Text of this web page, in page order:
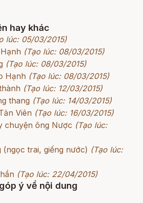
hay khác
lúc: 05/03/2015)
(Tạo lúc: 08/03/2015)
(Tạo lúc: 08/03/2015)
Hạnh (Tạo lúc: 08/03/2015)
(Tạo lúc: 12/03/2015)
thang (Tạo lúc: 14/03/2015)
Viên (Tạo lúc: 16/03/2015)
chuyện ông Nược (Tạo lúc:
(ngọc trai, giếng nước) (Tạo lúc:
(Tạo lúc: 22/04/2015)
ý về nội dung